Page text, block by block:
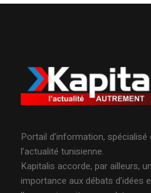
Portail d’information, spécialisé
l’actualité tunisienne.
Kapitalis accorde, par ailleurs,
importance aux débats d’idées